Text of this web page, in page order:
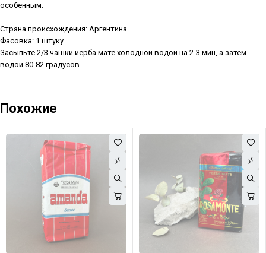
особенным.
Страна происхождения: Аргентина
Фасовка: 1 штуку
Засыпьте 2/3 чашки йерба мате холодной водой на 2-3 мин, а затем
водой 80-82 градусов
Похожие